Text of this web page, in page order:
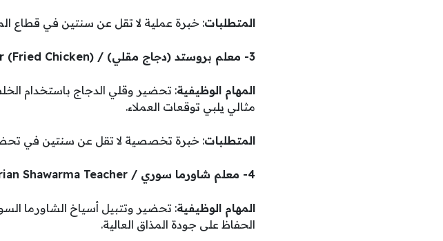
المتطلبات: خبرة عملية لا تقل عن سنتين في قطاع
3- معلم بروستد (دجاج مقلي) / Broasted Teacher (Fried Chicken)
المهام الوظيفية: تحضير وقلي الدجاج باستخدام
مثالي يلبي توقعات العملاء.
المتطلبات: خبرة تخصصية لا تقل عن سنتين في تحضير
4- معلم شاورما سوري / Syrian Shawarma Teacher
المهام الوظيفية: تحضير وتتبيل أسياخ الشاورما
الحفاظ على جودة المذاق العالية.